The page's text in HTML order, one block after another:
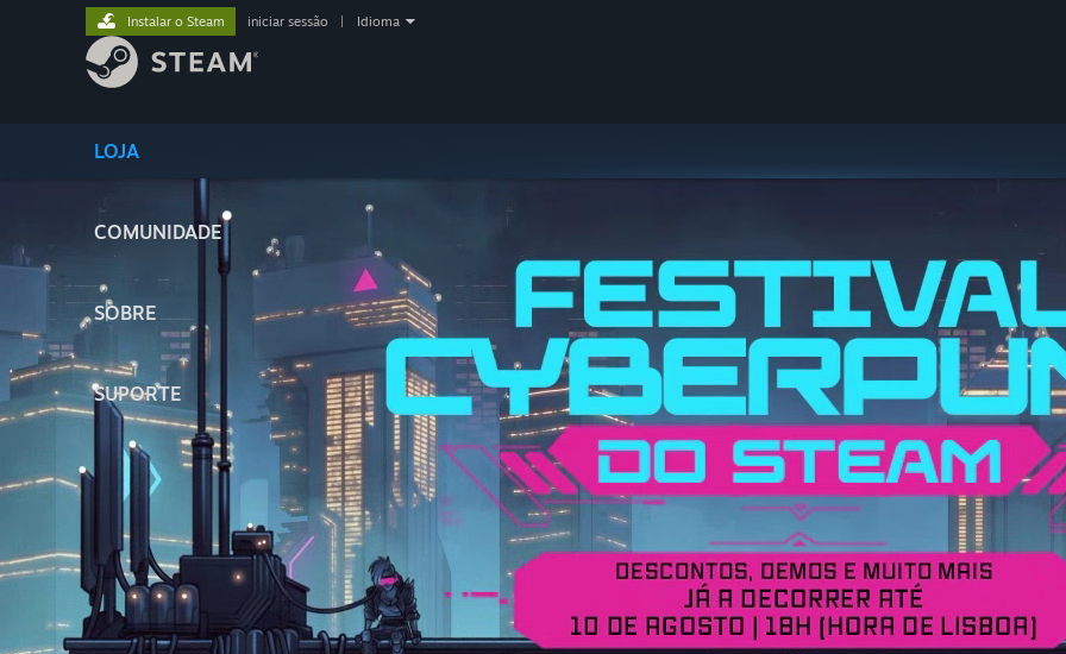
LOJA
COMUNIDADE
SOBRE
SUPORTE
Instalar o Steam iniciar sessão Idioma